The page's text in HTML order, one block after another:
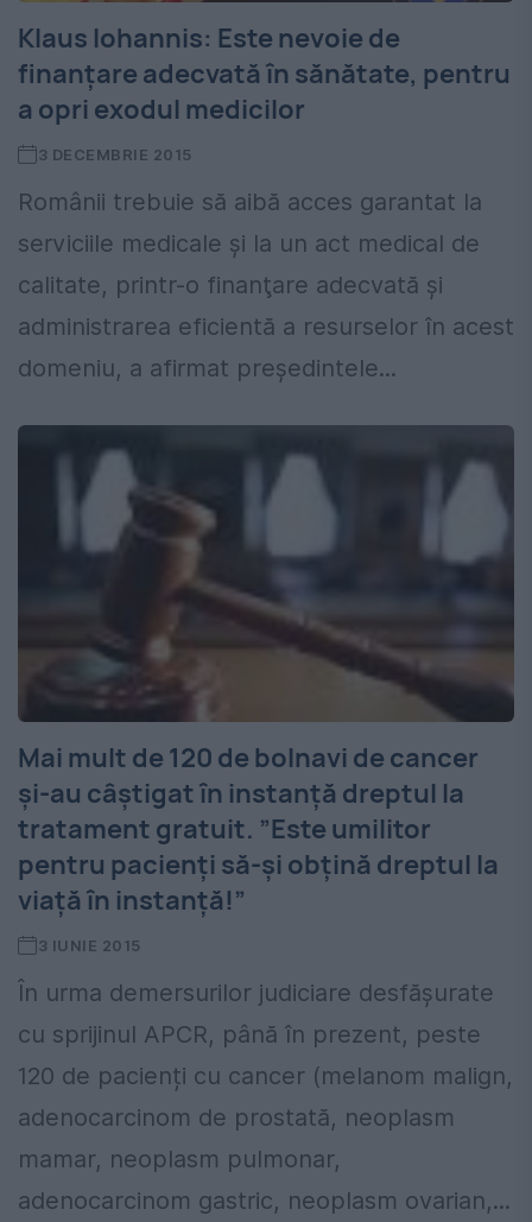
Klaus Iohannis: Este nevoie de
finanțare adecvată în sănătate, pentru
a opri exodul medicilor
3 DECEMBRIE 2015
Românii trebuie să aibă acces garantat la
serviciile medicale şi la un act medical de
calitate, printr-o finanţare adecvată şi
administrarea eficientă a resurselor în acest
domeniu, a afirmat preşedintele...
Mai mult de 120 de bolnavi de cancer
și-au câștigat în instanță dreptul la
tratament gratuit. ”Este umilitor
pentru pacienți să-și obțină dreptul la
viață în instanță!”
3 IUNIE 2015
În urma demersurilor judiciare desfășurate
cu sprijinul APCR, până în prezent, peste
120 de pacienți cu cancer (melanom malign,
adenocarcinom de prostată, neoplasm
mamar, neoplasm pulmonar,
adenocarcinom gastric, neoplasm ovarian,...